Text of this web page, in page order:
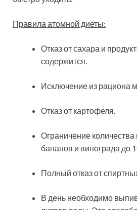
Правила атомной диеты:
Отказ от сахара и
содержится.
Исключение из рациона
Отказ от картофеля.
Ограничение
бананов и винограда до
Полный отказ от
В день необходимо